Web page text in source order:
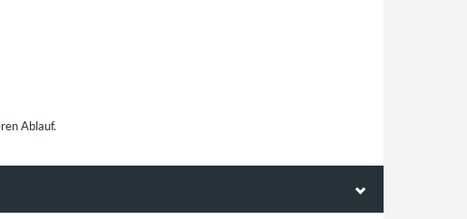
Ablauf.